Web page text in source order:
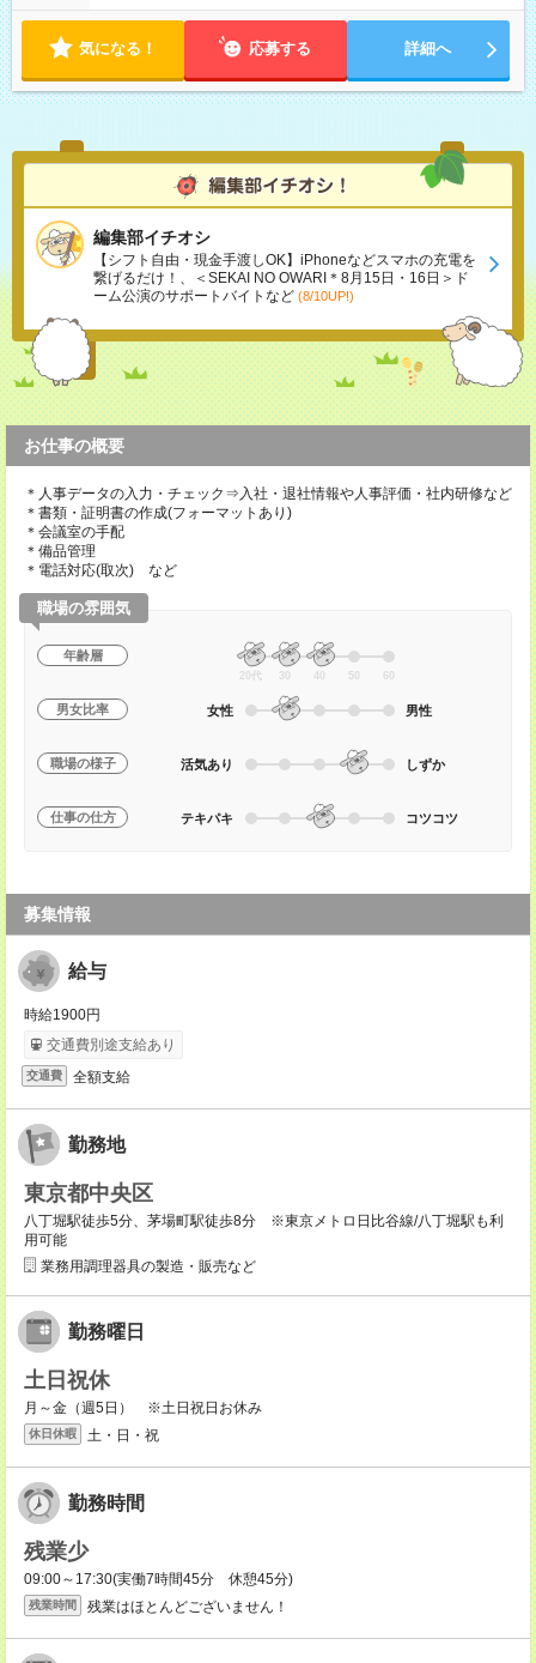
気になる！ 応募する 詳細へ
編集部イチオシ
【シフト自由・現金手渡しOK】iPhoneなどスマホの充電を
繋げるだけ！、＜SEKAI NO OWARI＊8月15日・16日＞ド
ーム公演のサポートバイトなど (8/10UP!)
お仕事の概要
＊人事データの入力・チェック⇒入社・退社情報や人事評価・社内研修など
＊書類・証明書の作成(フォーマットあり)
＊会議室の手配
＊備品管理
＊電話対応(取次) など
職場の雰囲気
年齢層
20代 30 40 50 60
男女比率 女性 男性
職場の様子 活気あり しずか
仕事の仕方 テキパキ コツコツ
募集情報
給与
時給1900円
交通費別途支給あり
交通費 全額支給
勤務地
東京都中央区
八丁堀駅徒歩5分、茅場町駅徒歩8分 ※東京メトロ日比谷線/八丁堀駅も利
用可能
業務用調理器具の製造・販売など
勤務曜日
土日祝休
月～金（週5日） ※土日祝日お休み
休日休暇 土・日・祝
勤務時間
残業少
09:00～17:30(実働7時間45分 休憩45分)
残業時間 残業はほとんどございません！